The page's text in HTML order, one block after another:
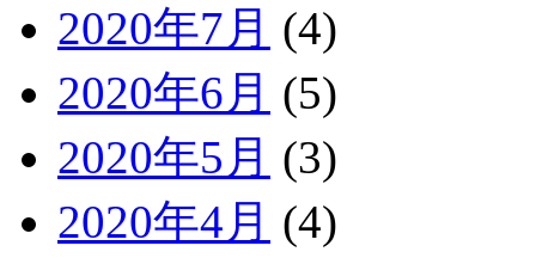
2020年7月 (4)
2020年6月 (5)
2020年5月 (3)
2020年4月 (4)